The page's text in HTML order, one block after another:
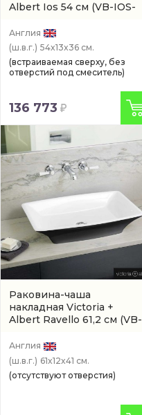
Albert Ios 54 см (VB-IOS-
Англия
(ш.в.г.) 54x13x36 см.
(встраиваемая сверху, без
отверстий под смеситель)
136 773
Раковина-чаша
накладная Victoria +
Albert Ravello 61,2 см (VB-
Англия
(ш.в.г.) 61x12x41 см.
(отсутствуют отверстия)